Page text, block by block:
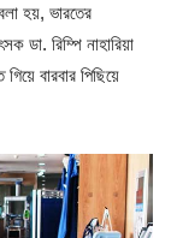
হয়, ভারতের
ডা. রিম্পি নাহারিয়া
বারবার পিছিয়ে